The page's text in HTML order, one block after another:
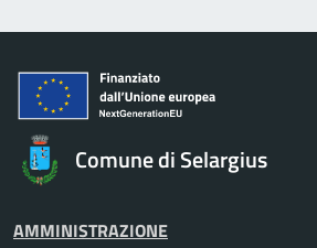
Comune di Selargius
AMMINISTRAZIONE